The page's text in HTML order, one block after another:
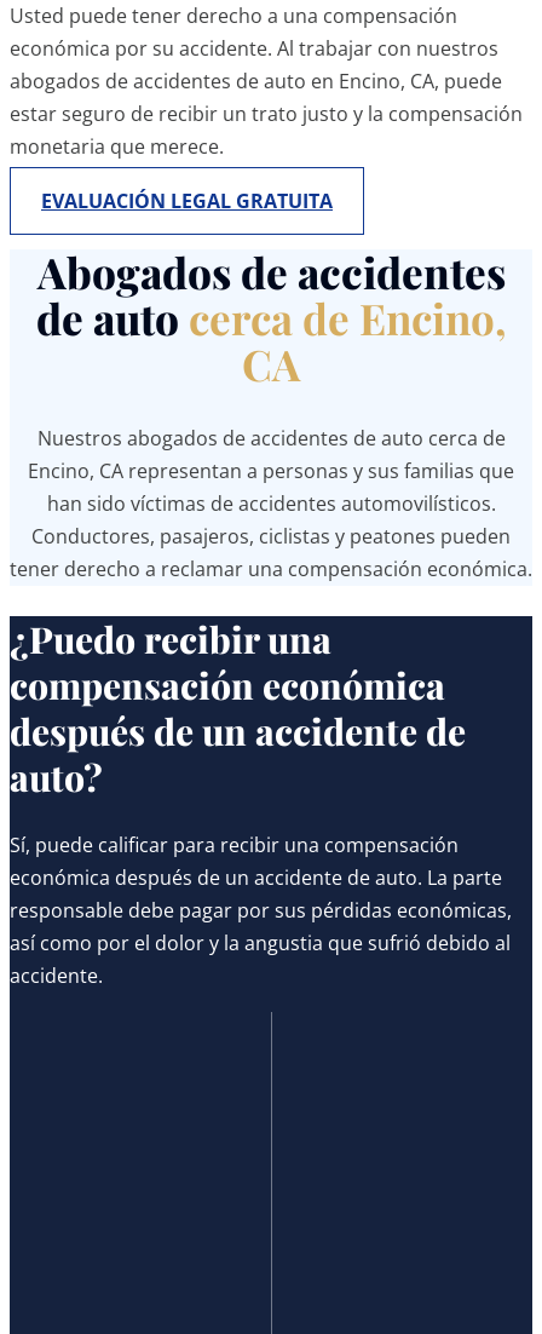
Usted puede tener derecho a una compensación
económica por su accidente. Al trabajar con nuestros
abogados de accidentes de auto en Encino, CA, puede
estar seguro de recibir un trato justo y la compensación
monetaria que merece.
EVALUACIÓN LEGAL GRATUITA
Abogados de accidentes
de auto cerca de Encino,
CA
Nuestros abogados de accidentes de auto cerca de
Encino, CA representan a personas y sus familias que
han sido víctimas de accidentes automovilísticos.
Conductores, pasajeros, ciclistas y peatones pueden
tener derecho a reclamar una compensación económica.
¿Puedo recibir una
compensación económica
después de un accidente de
auto?
Sí, puede calificar para recibir una compensación
económica después de un accidente de auto. La parte
responsable debe pagar por sus pérdidas económicas,
así como por el dolor y la angustia que sufrió debido al
accidente.